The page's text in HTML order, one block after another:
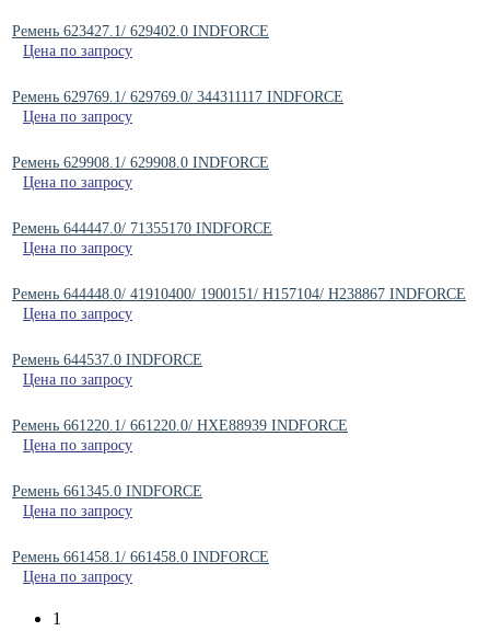
Ремень 623427.1/ 629402.0 INDFORCE
Цена по запросу
Ремень 629769.1/ 629769.0/ 344311117 INDFORCE
Цена по запросу
Ремень 629908.1/ 629908.0 INDFORCE
Цена по запросу
Ремень 644447.0/ 71355170 INDFORCE
Цена по запросу
Ремень 644448.0/ 41910400/ 1900151/ H157104/ H238867 INDFORCE
Цена по запросу
Ремень 644537.0 INDFORCE
Цена по запросу
Ремень 661220.1/ 661220.0/ HXE88939 INDFORCE
Цена по запросу
Ремень 661345.0 INDFORCE
Цена по запросу
Ремень 661458.1/ 661458.0 INDFORCE
Цена по запросу
1